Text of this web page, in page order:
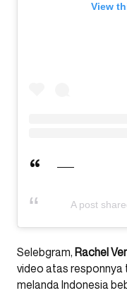
View
A post
Selebgram, Rachel
video atas responnya
melanda Indonesia